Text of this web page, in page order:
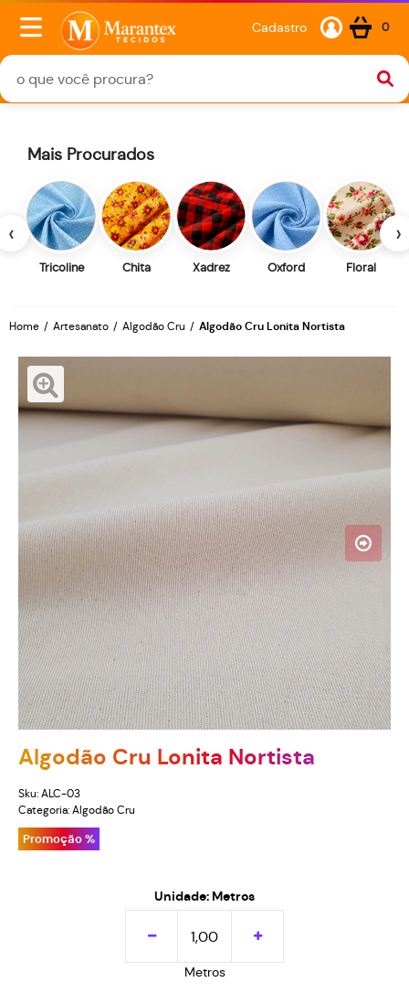
Cadastro 0
‹
Mais Procurados
Tricoline Chita Xadrez Oxford Floral
›
Home Artesanato Algodão Cru Algodão Cru Lonita Nortista
Algodão Cru Lonita Nortista
Sku: ALC-03
Categoria: Algodão Cru
Promoção %
Unidade: Metros
Metros